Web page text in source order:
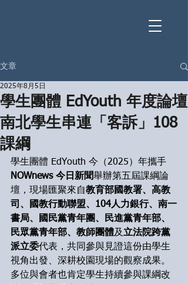
文章
學生團體 EdYouth 年度論壇
南北學生串連「客訴」108
課綱
2025年8月5日
學生團體 EdYouth 今（2025）年攜手
NOWnews 今日新聞舉辦第五屆課綱論
壇，現場匯聚來自教育部國教署、高教
司、國教行動聯盟、104人力銀行、南一
書局、國民黨青年團、民進黨青年部、
民眾黨青年部、教師團體及立法院跨黨
派立委代表，共同參與見證這份由學生
視角出發、深耕校園現場的觀察成果。
多位與會者也肯定學生持續參與課綱改